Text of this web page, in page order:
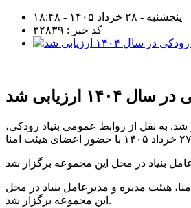
پنجشنبه - ۲۸ خرداد ۱۴۰۵ - ۱۸:۴۸
کد خبر : ۳۲۸۳۹
ارزیابی شد
به نقل از روابط عمومی بنیاد رودکی،
بنیاد فرهنگی هنری رودکی روز چهارشنبه ۲۷ خرداد ۱۴۰۵ با حضور اعضای هیئت امنا، هیئت مدیره و مدیرعامل بنیاد در محل
این مجموعه برگزار شد.